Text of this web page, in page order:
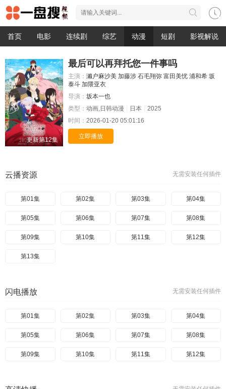
首页 电影 连续剧 综艺 动漫 短剧 影视解说
更新第12集
最后可以再拜托您一件事吗
主演： 濑户麻沙美 加藤涉 石毛翔弥 富田美忧 浦和希 坂
泰斗 加隈亚衣
导演： 坂本一也
类型： 动画,日韩动漫 日本
2025
时间： 2026-01-20 05:01:16
立即播放
无需安装任何插件
云播资源
第01集 第02集 第03集 第04集
第05集 第06集 第07集 第08集
第09集 第10集 第11集 第12集
第13集
无需安装任何插件
闪电播放
第01集 第02集 第03集 第04集
第05集 第06集 第07集 第08集
第09集 第10集 第11集 第12集